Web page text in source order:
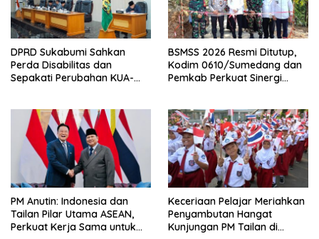
DPRD Sukabumi Sahkan
Perda Disabilitas dan
Sepakati Perubahan KUA-
BSMSS 2026 Resmi Ditutup,
Kodim 0610/Sumedang dan
Pemkab Perkuat Sinergi
PM Anutin: Indonesia dan
Tailan Pilar Utama ASEAN,
Perkuat Kerja Sama untuk
Keceriaan Pelajar Meriahkan
Penyambutan Hangat
Kunjungan PM Tailan di